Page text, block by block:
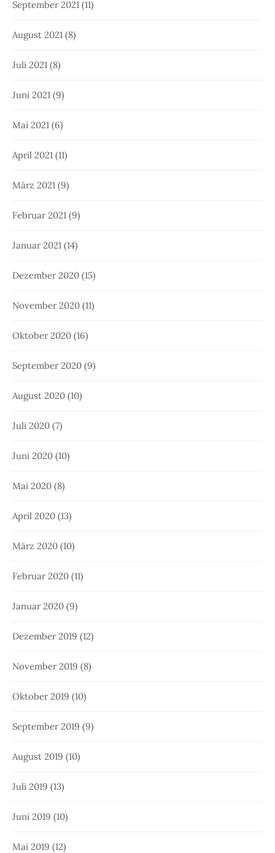
September 2021 (11)
August 2021 (8)
Juli 2021 (8)
Juni 2021 (9)
Mai 2021 (6)
April 2021 (11)
März 2021 (9)
Februar 2021 (9)
Januar 2021 (14)
Dezember 2020 (15)
November 2020 (11)
Oktober 2020 (16)
September 2020 (9)
August 2020 (10)
Juli 2020 (7)
Juni 2020 (10)
Mai 2020 (8)
April 2020 (13)
März 2020 (10)
Februar 2020 (11)
Januar 2020 (9)
Dezember 2019 (12)
November 2019 (8)
Oktober 2019 (10)
September 2019 (9)
August 2019 (10)
Juli 2019 (13)
Juni 2019 (10)
Mai 2019 (12)